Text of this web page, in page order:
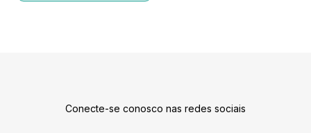
Conecte-se conosco nas redes sociais